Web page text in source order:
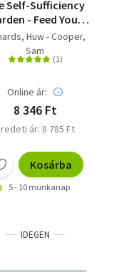
Self-Sufficiency
- Feed Your
and Save
Money
Huw - Cooper,
Sam
Online ár:
8 346 Ft
ár: 8 785 Ft
Kosárba
5 - 10 munkanap
IDEGEN